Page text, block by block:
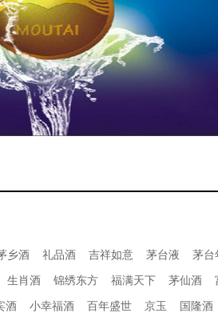
乡酒 礼品酒 吉祥如意 茅台液 茅台
生肖酒 锦绣东方 福满天下 茅仙酒
酒 小幸福酒 百年盛世 京玉 国隆酒